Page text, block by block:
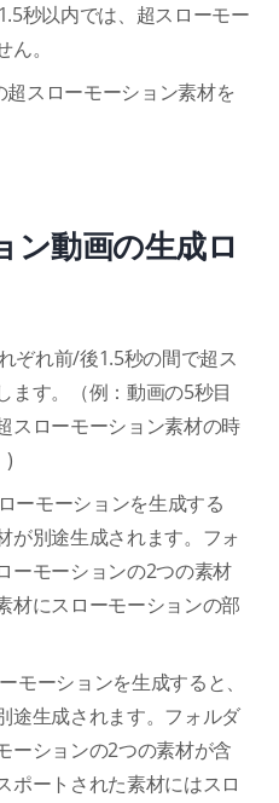
秒以内では、超スローモー
。
スローモーション素材を
ン動画の生成ロ
ぞれ前/後1.5秒の間で超ス
ます。（例：動画の5秒目
スローモーション素材の時
)
ーモーションを生成する
が別途生成されます。フォ
ーモーションの2つの素材
材にスローモーションの部
モーションを生成すると、
途生成されます。フォルダ
ーションの2つの素材が含
ポートされた素材にはスロ